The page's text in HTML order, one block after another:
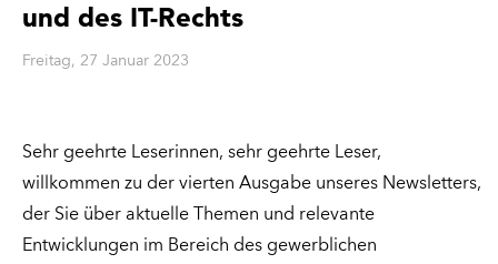
und des IT-Rechts
Freitag, 27 Januar 2023
Sehr geehrte Leserinnen, sehr geehrte Leser,
willkommen zu der vierten Ausgabe unseres Newsletters,
der Sie über aktuelle Themen und relevante
Entwicklungen im Bereich des gewerblichen